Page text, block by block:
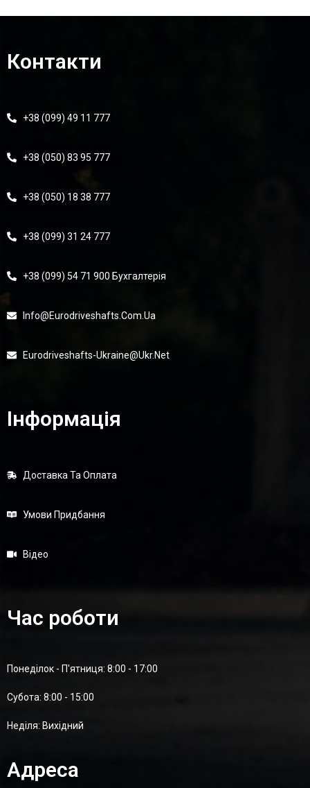
Контакти
+38 (099) 49 11 777
+38 (050) 83 95 777
+38 (050) 18 38 777
+38 (099) 31 24 777
+38 (099) 54 71 900 Бухгалтерія
Info@eurodriveshafts.com.ua
Eurodriveshafts-Ukraine@ukr.net
Інформація
Доставка Та Оплата
Умови Придбання
Відео
Час роботи
Понеділок - П'ятниця: 8:00 - 17:00
Суботa: 8:00 - 15:00
Неділя: Вихідний
Адреса